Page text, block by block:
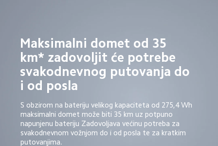
Maksimalni domet od 35
km* zadovoljit će potrebe
svakodnevnog putovanja do
i od posla
S obzirom na bateriju velikog kapaciteta od 275,4 Wh
maksimalni domet može biti 35 km uz potpuno
napunjenu bateriju Zadovoljava većinu potreba za
svakodnevnom vožnjom do i od posla te za kratkim
putovanjima.